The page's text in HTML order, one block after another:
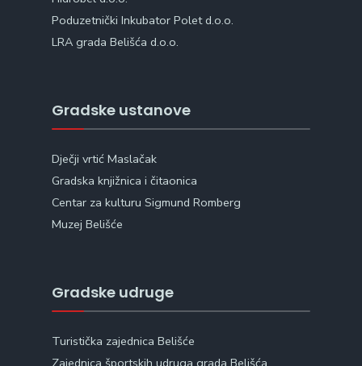
Poduzetnički Inkubator Polet d.o.o.
LRA grada Belišća d.o.o.
Gradske ustanove
Dječji vrtić Maslačak
Gradska knjižnica i čitaonica
Centar za kulturu Sigmund Romberg
Muzej Belišće
Gradske udruge
Turistička zajednica Belišće